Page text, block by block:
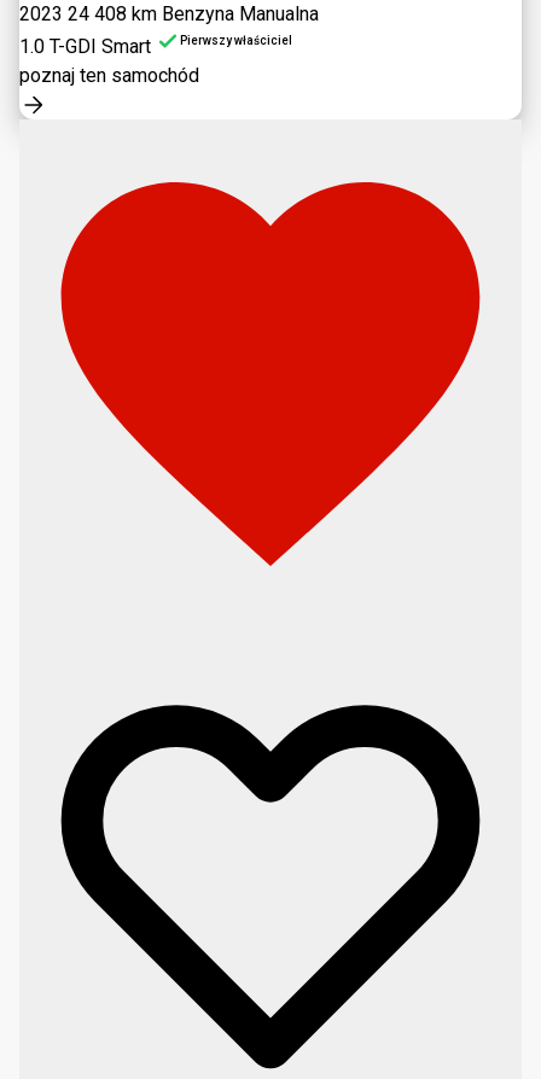
2023 24 408 km Benzyna Manualna
1.0 T-GDI Smart
Pierwszy właściciel
poznaj ten samochód